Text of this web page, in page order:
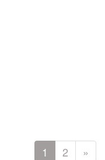
1 2 »